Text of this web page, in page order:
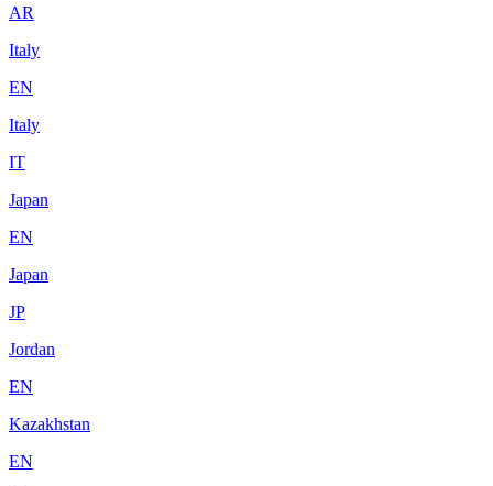
AR
Italy
EN
Italy
IT
Japan
EN
Japan
JP
Jordan
EN
Kazakhstan
EN